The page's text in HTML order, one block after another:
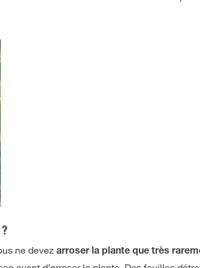
ne devezarroser la plante que très